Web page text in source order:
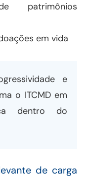
patrimônios
em vida
e
o ITCMD em
dentro do
de carga